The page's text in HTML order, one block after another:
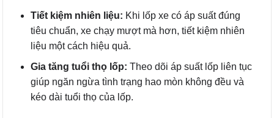
Tiết kiệm nhiên liệu: Khi lốp xe có áp suất đúng
tiêu chuẩn, xe chạy mượt mà hơn, tiết kiệm nhiên
liệu một cách hiệu quả.
Gia tăng tuổi thọ lốp: Theo dõi áp suất lốp liên tục
giúp ngăn ngừa tình trạng hao mòn không đều và
kéo dài tuổi thọ của lốp.